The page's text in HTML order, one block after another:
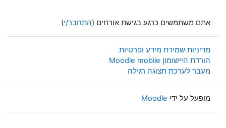
אתם משתמשים כרגע בגישת אורחים (התחבר/י)
מדיניות שמירת מידע ופרטיות
הורדת היישומון Moodle mobile
מעבר לערכת תצוגה רגילה
מופעל על ידי Moodle